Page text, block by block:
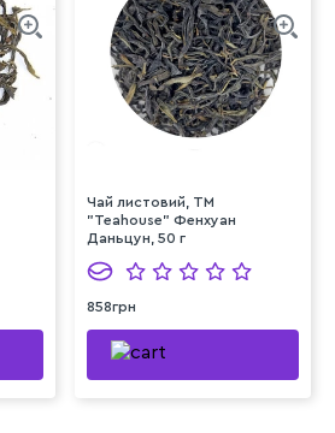
Чай листовий, ТМ
"Teahouse" Фенхуан
Даньцун, 50 г
858грн